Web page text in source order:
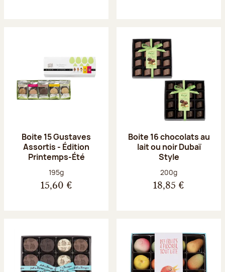
Boite 15 Gustaves
Assortis - Édition
Printemps-Été
Poids net :
195g
15,60 €
Boite 16 chocolats au
lait ou noir Dubaï
Style
Poids net :
200g
18,85 €